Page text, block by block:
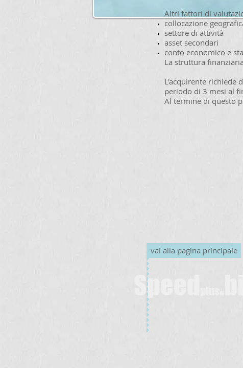
Altri fattori di
collocazione
settore di attività
asset secondari
conto economico e
La struttura
L'acquirente richiede
periodo di 3 mesi al
Al termine di questo
vai alla pagina principale
Speed